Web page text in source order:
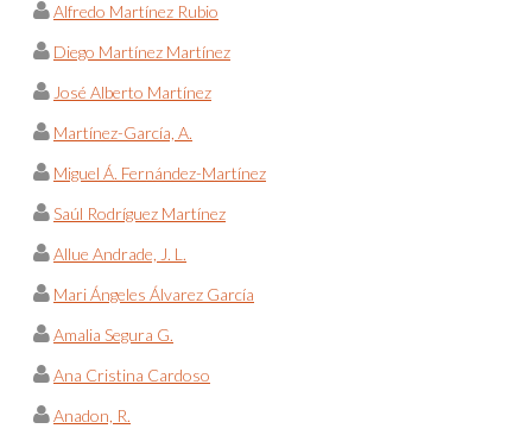
Alfredo Martínez Rubio
Diego Martínez Martínez
José Alberto Martínez
Martínez-García, A.
Miguel Á. Fernández-Martínez
Saúl Rodríguez Martínez
Allue Andrade, J. L.
Mari Ángeles Álvarez García
Amalia Segura G.
Ana Cristina Cardoso
Anadon, R.